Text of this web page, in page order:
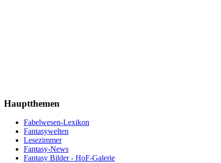
Hauptthemen
Fabelwesen-Lexikon
Fantasywelten
Lesezimmer
Fantasy-News
Fantasy Bilder - HoF-Galerie